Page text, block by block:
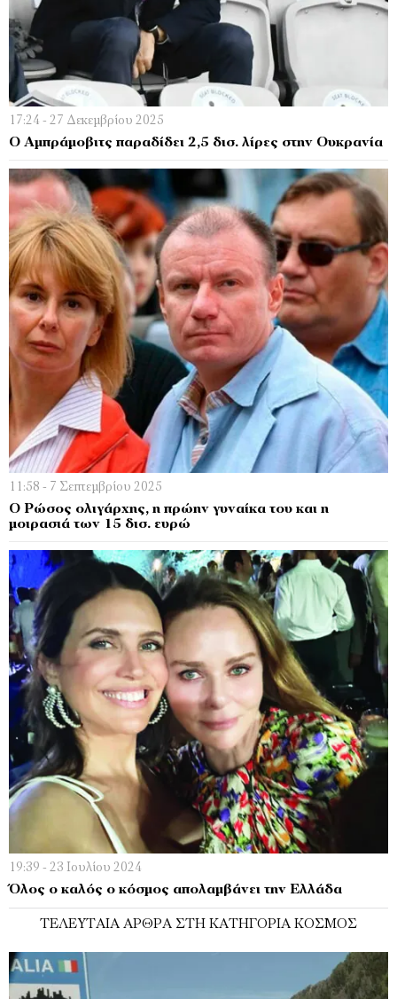
17:24 - 27 Δεκεμβρίου 2025
Ο Αμπράμοβιτς παραδίδει 2,5 δισ. λίρες στην Ουκρανία
11:58 - 7 Σεπτεμβρίου 2025
Ο Ρώσος ολιγάρχης, η πρώην γυναίκα του και η
μοιρασιά των 15 δισ. ευρώ
19:39 - 23 Ιουλίου 2024
Όλος ο καλός ο κόσμος απολαμβάνει την Ελλάδα
ΤΕΛΕΥΤΑΊΑ ΆΡΘΡΑ ΣΤΗ ΚΑΤΗΓΟΡΊΑ ΚΌΣΜΟΣ